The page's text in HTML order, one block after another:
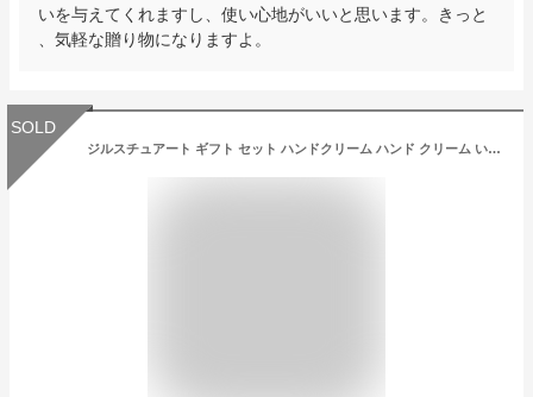
いを与えてくれますし、使い心地がいいと思います。きっと
、気軽な贈り物になりますよ。
SOLD
ジルスチュアート ギフト セット ハンドクリーム ハンド クリーム いい香り セット 化粧品 正規紙袋 無料 チューブタイプ ミニサイズ JILLSTUART 正規品 ブランド 新品 2023年 通販 ギフト ハンドケア 保湿 保護 手荒れ 乾燥